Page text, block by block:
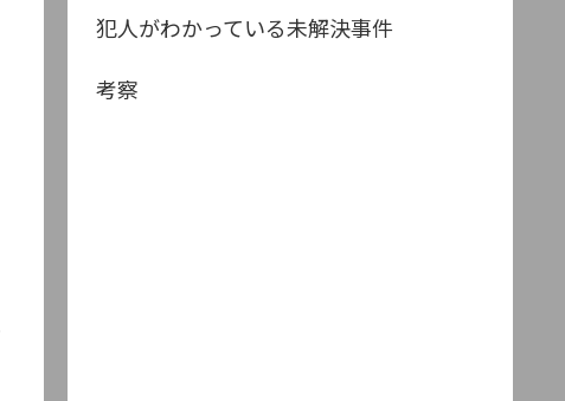
犯人がわかっている未解決事件
考察